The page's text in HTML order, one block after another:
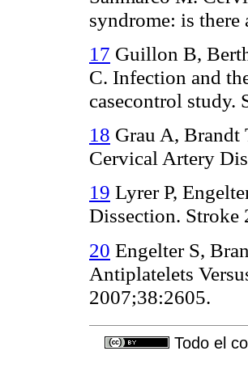
syndrome: is
17 Guillon B,
C. Infection and
casecontrol study.
18 Grau A, Brandt
Cervical Artery
19 Lyrer P,
Dissection.
20 Engelter S,
Antiplatelets
2007;38:2605.
Todo el